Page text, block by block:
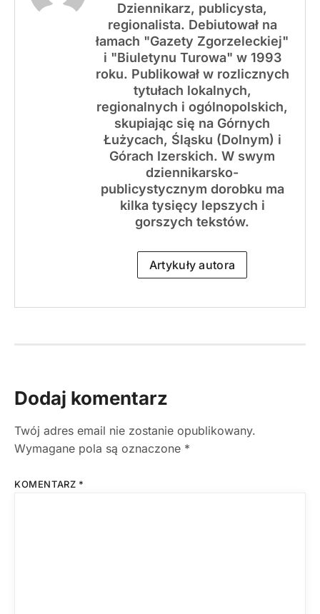
Dziennikarz, publicysta,
regionalista. Debiutował na
łamach "Gazety Zgorzeleckiej"
i "Biuletynu Turowa" w 1993
roku. Publikował w rozlicznych
tytułach lokalnych,
regionalnych i ogólnopolskich,
skupiając się na Górnych
Łużycach, Śląsku (Dolnym) i
Górach Izerskich. W swym
dziennikarsko-
publicystycznym dorobku ma
kilka tysięcy lepszych i
gorszych tekstów.
Artykuły autora
Dodaj komentarz
Twój adres email nie zostanie opublikowany.
Wymagane pola są oznaczone *
KOMENTARZ *